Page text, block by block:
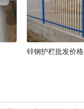
锌钢护栏批发价格